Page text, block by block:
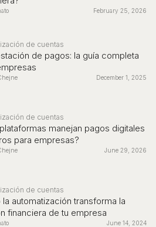
February 25, 2026
de cuentas
de pagos: la guía completa
December 1, 2025
de cuentas
manejan pagos digitales
para empresas?
June 29, 2026
de cuentas
la automatización transforma la
financiera de tu empresa
June 14, 2024